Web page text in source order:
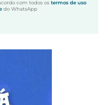
com todos os termos de uso
do WhatsApp